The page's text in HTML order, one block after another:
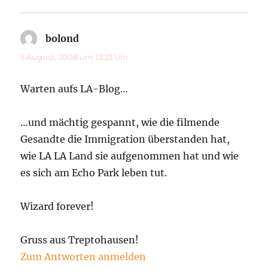
bolond
5 August, 2008 um 13:23 Uhr
Warten aufs LA-Blog…
…und mächtig gespannt, wie die filmende
Gesandte die Immigration überstanden hat,
wie LA LA Land sie aufgenommen hat und wie
es sich am Echo Park leben tut.
Wizard forever!
Gruss aus Treptohausen!
Zum Antworten anmelden